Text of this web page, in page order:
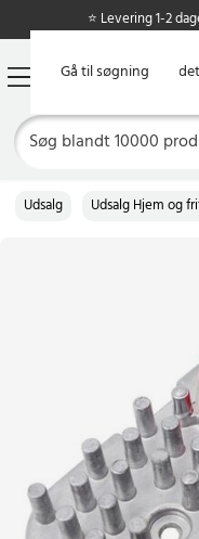
Gå til hovedindholdet
Gå til søgning
⭐ Levering 1-2
Udsalg Udsalg Hjem og